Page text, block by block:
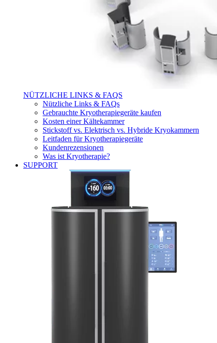
NÜTZLICHE LINKS & FAQS
Nützliche Links & FAQs
Gebrauchte Kryotherapiegeräte kaufen
Kosten einer Kältekammer
Stickstoff vs. Elektrisch vs. Hybride Kryokammern
Leitfaden für Kryotherapiegeräte
Kundenrezensionen
Was ist Kryotherapie?
SUPPORT